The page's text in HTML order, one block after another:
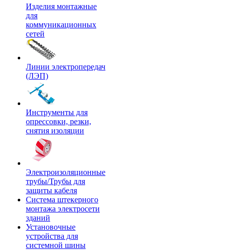
Изделия монтажные
для
коммуникационных
сетей
Линии электропередач
(ЛЭП)
Инструменты для
опрессовки, резки,
снятия изоляции
Электроизоляционные
трубы/Трубы для
защиты кабеля
Система штекерного
монтажа электросети
зданий
Установочные
устройства для
системной шины